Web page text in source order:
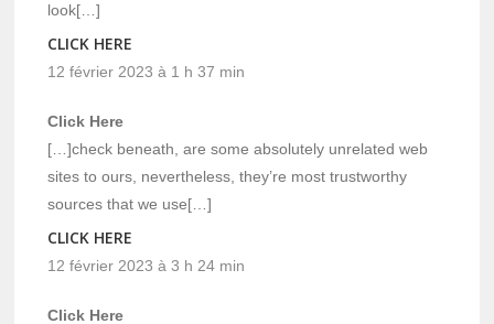
look[…]
CLICK HERE
12 février 2023 à 1 h 37 min
Click Here
[…]check beneath, are some absolutely unrelated web
sites to ours, nevertheless, they’re most trustworthy
sources that we use[…]
CLICK HERE
12 février 2023 à 3 h 24 min
Click Here